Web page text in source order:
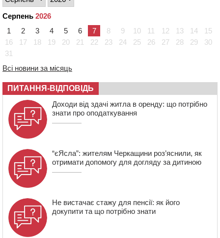
17:40 ЧНУ увійшов до 50 найпопулярніших вишів України
серед вступників
17:07
На Хімселищі у Черкасах облаштували новий
контейнерний майданчик
16:32
Серпень 2026
1
2 3 4 5 6 7 8 9 10 11 12 13 14
15
16
17 18 19 20 21 22 23 24 25 26 27 28 29
30
31
Всі новини за місяць
ПИТАННЯ-ВІДПОВІДЬ
Доходи від здачі житла в оренду: що потрібно
знати про оподаткування
“єЯсла”: жителям Черкащини роз’яснили, як
отримати допомогу для догляду за дитиною
Не вистачає стажу для пенсії: як його
докупити та що потрібно знати